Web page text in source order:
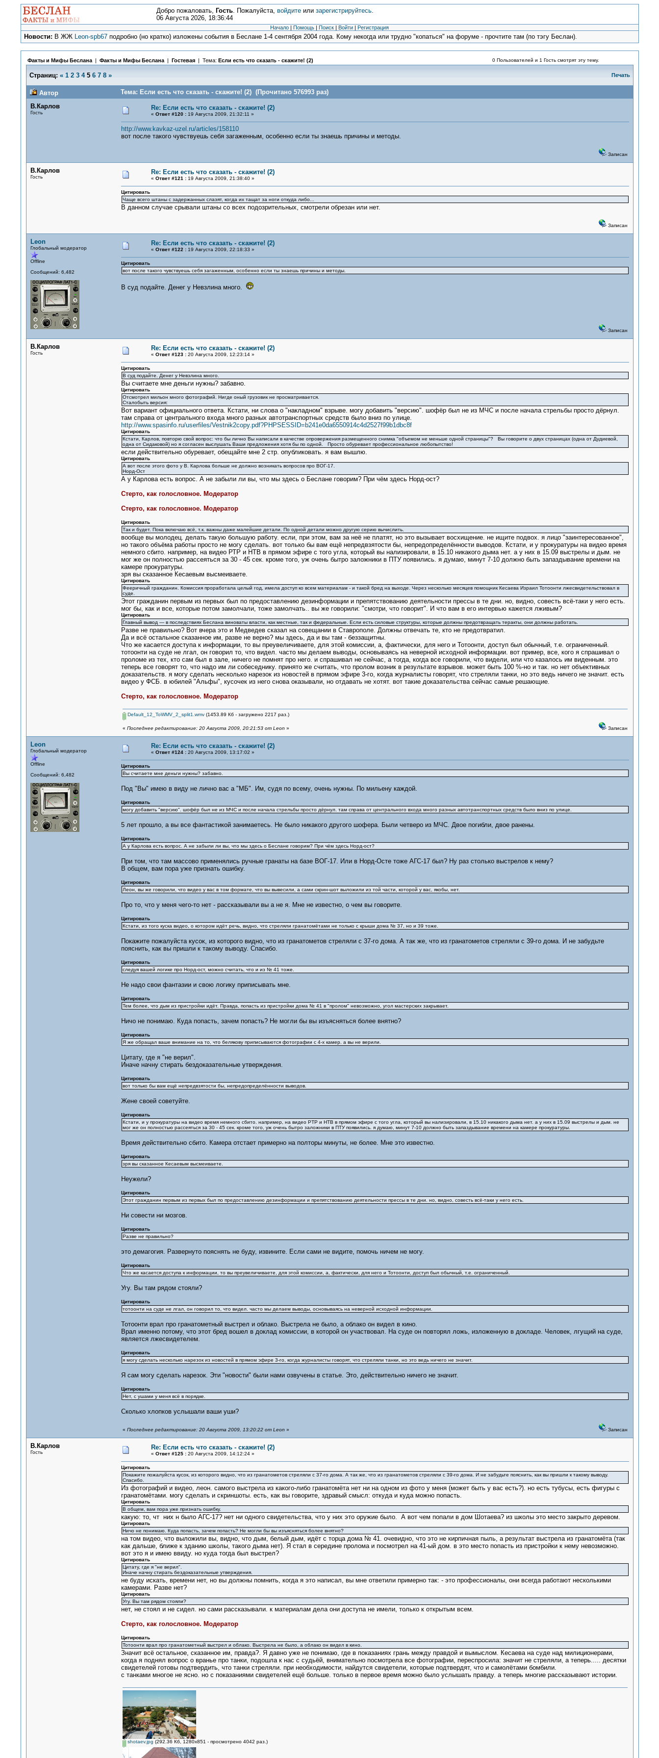
Добро пожаловать, Гость. Пожалуйста, войдитеили зарегистрируйтесь.
06 Августа 2026, 18:36:44
Начало | Помощь | Поиск | Войти | Регистрация
Новости: В ЖЖ Leon-spb67 подробно (но кратко) изложены события в Беслане 1-4 сентября 2004 года. Кому некогда или трудно "копаться" на форуме - прочтите там (по тэгу Беслан).
Факты и Мифы Беслана| Факты и Мифы Беслана| Гостевая | Тема: Если есть что сказать - скажите! (2) 0 Пользователей и 1 Гость смотрят эту тему.
Страниц: « 1 2 3 4 5 6 7 8 » Печать
Автор
Тема: Если есть что сказать - скажите! (2) (Прочитано 576993 раз)
В.Карлов
Гость
Re: Если есть что сказать - скажите! (2)
« Ответ #120 :19 Августа 2009, 21:32:11 »
http://www.kavkaz-uzel.ru/articles/158110
вот после такого чувствуешь себя загаженным, особенно если ты знаешь причины и методы.
Записан
В.Карлов
Гость
Re: Если есть что сказать - скажите! (2)
« Ответ #121 :19 Августа 2009, 21:38:40 »
Цитировать
Чаще всего штаны с задержанных слазят, когда их тащат за ноги откуда либо...
В данном случае срывали штаны со всех подозрительных, смотрели обрезан или нет.
Записан
Leon
Глобальный модератор
Offline
Сообщений: 6,482
Re: Если есть что сказать - скажите! (2)
« Ответ #122 :19 Августа 2009, 22:18:33 »
Цитировать
вот после такого чувствуешь себя загаженным, особенно если ты знаешь причины и методы.
В суд подайте. Денег у Невзлина много.
Записан
В.Карлов
Гость
Re: Если есть что сказать - скажите! (2)
« Ответ #123 :20 Августа 2009, 12:23:14 »
Цитировать
В суд подайте. Денег у Невзлина много.
Вы считаете мне деньги нужны? забавно.
Цитировать
Отсмотрел мильон много фотографий. Нигде оный грузовик не просматривается.
Сталобыть версия:
Вот вариант официального ответа. Кстати, ни слова о "накладном" взрыве. могу добавить "версию". шофёр был не из МЧС и после начала стрельбы просто дёрнул.
там справа от центрального входа много разных автотранспортных средств было вниз по улице.
http://www.spasinfo.ru/userfiles/Vestnik2copy.pdf?PHPSESSID=b241e0da6550914c4d2527f99b1dbc8f
Цитировать
Кстати, Карлов, повторю свой вопрос: что бы лично Вы написали в качестве опровержения размещенного снимка "объемом не меньше одной страницы"? Вы говорите о двух страницах (одна от Дудиевой,
одна от Сидаковой) но я согласен выслушать Ваши предложения хотя бы по одной. Просто обуревает профессиональное любопытство!
если действительно обуревает, обещайте мне 2 стр. опубликовать. я вам вышлю.
Цитировать
А вот после этого фото у В. Карлова больше не должно возникать вопросов про ВОГ-17.
Норд-Ост
А у Карлова есть вопрос. А не забыли ли вы, что мы здесь о Беслане говорим? При чём здесь Норд-ост?
Стерто, как голословное. Модератор
Стерто, как голословное. Модератор
Цитировать
Так и будет. Пока включаю всё, т.к. важны даже малейшие детали. По одной детали можно другую серию вычислить.
вообще вы молодец. делать такую большую работу. если, при этом, вам за неё не платят, но это вызывает восхищение. не ищите подвох. я лицо "заинтересованное",
но такого объёма работы просто не могу сделать. вот только бы вам ещё непредвзятости бы, непредопределённости выводов. Кстати, и у прокуратуры на видео время
немного сбито. например, на видео РТР и НТВ в прямом эфире с того угла, который вы нализировали, в 15.10 никакого дыма нет. а у них в 15.09 выстрелы и дым. не
мог же он полностью рассеяться за 30 - 45 сек. кроме того, уж очень бытро заложники в ПТУ появились. я думаю, минут 7-10 должно быть запаздывание времени на
камере прокуратуры.
зря вы сказанное Кесаевым высмеиваете.
Цитировать
Фееричный гражданин. Комиссия проработала целый год, имела доступ ко всем материалам - и такой бред на выходе. Через несколько месяцев помощник Кесаева Израил Тотоонти лжесвидетельствовал в
суде.
Этот гражданин первым из первых был по предоставлению дезинформации и препятствованию деятельности прессы в те дни. но, видно, совесть всё-таки у него есть.
мог бы, как и все, которые потом замолчали, тоже замолчать.. вы же говорили: "смотри, что говорит". И что вам в его интервью кажется лживым?
Цитировать
Главный вывод — в последствиях Беслана виноваты власти, как местные, так и федеральные. Если есть силовые структуры, которые должны предотвращать теракты, они должны работать.
Разве не правильно? Вот вчера это и Медведев сказал на совещании в Ставрополе. Должны отвечать те, кто не предотвратил.
Да и всё остальное сказанное им, разве не верно? мы здесь, да и вы там - беззащитны.
Что же касается доступа к информации, то вы преувеличиваете, для этой комиссии, а, фактически, для него и Тотоонти, доступ был обычный, т.е. ограниченный.
тотоонти на суде не лгал, он говорил то, что видел. часто мы делаем выводы, основываясь на неверной исходной информации. вот пример, все, кого я спрашивал о
проломе из тех, кто сам был в зале, ничего не помнят про него. и спрашивал не сейчас, а тогда, когда все говорили, что видели, или что казалось им виденным. это
теперь все говорят то, что надо им ли собеседнику. принято же считать, что пролом возник в результате взрывов. может быть 100 %-но и так. но нет объективных
доказательств. я могу сделать несколько нарезок из новостей в прямом эфире 3-го, когда журналисты говорят, что стреляли танки, но это ведь ничего не значит. есть
видео у ФСБ. в юбилей "Альфы", кусочек из него снова оказывали, но отдавать не хотят. вот такие доказательства сейчас самые решающие.
Стерто, как голословное. Модератор
Default_12_ToWMV_2_split1.wmv(1453.89 Кб - загружено 2217 раз.)
« Последнее редактирование: 20 Августа 2009, 20:21:53 от Leon » Записан
Leon
Глобальный модератор
Offline
Сообщений: 6,482
Re: Если есть что сказать - скажите! (2)
« Ответ #124 :20 Августа 2009, 13:17:02 »
Цитировать
Вы считаете мне деньги нужны? забавно.
Под "Вы" имею в виду не лично вас а "МБ". Им, судя по всему, очень нужны. По мильену каждой.
Цитировать
могу добавить "версию". шофёр был не из МЧС и после начала стрельбы просто дёрнул. там справа от центрального входа много разных автотранспортных средств было вниз по улице.
5 лет прошло, а вы все фантастикой занимаетесь. Не было никакого другого шофера. Были четверо из МЧС. Двое погибли, двое ранены.
Цитировать
А у Карлова есть вопрос. А не забыли ли вы, что мы здесь о Беслане говорим? При чём здесь Норд-ост?
При том, что там массово применялись ручные гранаты на базе ВОГ-17. Или в Норд-Осте тоже АГС-17 был? Ну раз столько выстрелов к нему?
В общем, вам пора уже признать ошибку.
Цитировать
Леон, вы же говорили, что видео у вас в том формате, что вы вывесили, а сами скрин-шот выложили из той части, которой у вас, якобы, нет.
Про то, что у меня чего-то нет - рассказывали вы а не я. Мне не известно, о чем вы говорите.
Цитировать
Кстати, из того куска видео, о котором идёт речь, видно, что стреляли гранатомётами не только с крыши дома № 37, но и 39 тоже.
Покажите пожалуйста кусок, из которого видно, что из гранатометов стреляли с 37-го дома. А так же, что из гранатометов стреляли с 39-го дома. И не забудьте
пояснить, как вы пришли к такому выводу. Спасибо.
Цитировать
следуя вашей логике про Норд-ост, можно считать, что и из № 41 тоже.
Не надо свои фантазии и свою логику приписывать мне.
Цитировать
Тем более, что дым из пристройки идёт. Правда, попасть из пристройки дома № 41 в "пролом" невозможно, угол мастерских закрывает.
Ничо не понимаю. Куда попасть, зачем попасть? Не могли бы вы изъясняться более внятно?
Цитировать
Я же обращал ваше внимание на то, что белякову приписываются фотографии с 4-х камер. а вы не верили.
Цитату, где я "не верил".
Иначе начну стирать бездоказательные утверждения.
Цитировать
вот только бы вам ещё непредвзятости бы, непредопределённости выводов.
Жене своей советуйте.
Цитировать
Кстати, и у прокуратуры на видео время немного сбито. например, на видео РТР и НТВ в прямом эфире с того угла, который вы нализировали, в 15.10 никакого дыма нет. а у них в 15.09 выстрелы и дым. не
мог же он полностью рассеяться за 30 - 45 сек. кроме того, уж очень бытро заложники в ПТУ появились. я думаю, минут 7-10 должно быть запаздывание времени на камере прокуратуры.
Время действительно сбито. Камера отстает примерно на полторы минуты, не более. Мне это известно.
Цитировать
зря вы сказанное Кесаевым высмеиваете.
Неужели?
Цитировать
Этот гражданин первым из первых был по предоставлению дезинформации и препятствованию деятельности прессы в те дни. но, видно, совесть всё-таки у него есть.
Ни совести ни мозгов.
Цитировать
Разве не правильно?
это демагогия. Развернуто пояснять не буду, извините. Если сами не видите, помочь ничем не могу.
Цитировать
Что же касается доступа к информации, то вы преувеличиваете, для этой комиссии, а, фактически, для него и Тотоонти, доступ был обычный, т.е. ограниченный.
Угу. Вы там рядом стояли?
Цитировать
тотоонти на суде не лгал, он говорил то, что видел. часто мы делаем выводы, основываясь на неверной исходной информации.
Тотоонти врал про гранатометный выстрел и облако. Выстрела не было, а облако он видел в кино.
Врал именно потому, что этот бред вошел в доклад комиссии, в которой он участвовал. На суде он повторял ложь, изложенную в докладе. Человек, лгущий на суде,
является лжесвидетелем.
Цитировать
я могу сделать несколько нарезок из новостей в прямом эфире 3-го, когда журналисты говорят, что стреляли танки, но это ведь ничего не значит.
Я сам могу сделать нарезок. Эти "новости" были нами озвучены в статье. Это, действительно ничего не значит.
Цитировать
Нет, с ушами у меня всё в порядке.
Сколько хлопков услышали ваши уши?
« Последнее редактирование: 20 Августа 2009, 13:20:22 от Leon » Записан
В.Карлов
Гость
Re: Если есть что сказать - скажите! (2)
« Ответ #125 :20 Августа 2009, 14:12:24 »
Цитировать
Покажите пожалуйста кусок, из которого видно, что из гранатометов стреляли с 37-го дома. А так же, что из гранатометов стреляли с 39-го дома. И не забудьте пояснить, как вы пришли к такому выводу.
Спасибо.
Из фотографий и видео, леон. самого выстрела из какого-либо гранатомёта нет ни на одном из фото у меня (может быть у вас есть?). но есть тубусы, есть фигуры с
гранатомётами. могу сделать и скриншоты. есть, как вы говорите, здравый смысл: откуда и куда можно попасть.
Цитировать
В общем, вам пора уже признать ошибку.
какую: то, чт них н было АГС-17? нет ни одного свидетельства, что у них это оружие было. А вот чем попали в дом Шотаева? из школы это место закрыто деревом.
Цитировать
Ничо не понимаю. Куда попасть, зачем попасть? Не могли бы вы изъясняться более внятно?
на том видео, что выложили вы, видно, что дым, белый дым, идёт с торца дома № 41. очевидно, что это не кирпичная пыль, а результат выстрела из гранатомёта (так
как дальше, ближе к зданию школы, такого дыма нет). Я стал в середине пролома и посмотрел на 41-ый дом. в это место попасть из пристройки к нему невозможно.
вот это я и имею ввиду. но куда тогда был выстрел?
Цитировать
Цитату, где я "не верил".
Иначе начну стирать бездоказательные утверждения.
не буду искать, времени нет, но вы должны помнить, когда я это написал, вы мне ответили примерно так: - это профессионалы, они всегда работают несколькими
камерами. Разве нет?
Цитировать
Угу. Вы там рядом стояли?
нет, не стоял и не сидел. но сами рассказывали. к материалам дела они доступа не имели, только к открытым всем.
Стерто, как голословное. Модератор
Цитировать
Тотоонти врал про гранатометный выстрел и облако. Выстрела не было, а облако он видел в кино.
Значит всё остальное, сказанное им, правда?. Я давно уже не понимаю, где в показаниях грань между правдой и вымыслом. Кесаева на суде над милиционерами,
когда я поднял вопрос о вранье про танки, подошла к нас с судьёй, внимательно посмотрела все фотографии, переспросила: значит не стреляли, а теперь..... десятки
свидетелей готовы подтвердить, что танки стреляли. при необходимости, найдутся свидетели, которые подтвердят, что и самолётами бомбили.
с танками многое не ясно. но с показаниями свидетелей ещё больше. только в первое время можно было услышать правду. а теперь многие рассказывают истории.
shotaev.jpg (292.36 Кб, 1280x851 - просмотрено 4042 раз.)